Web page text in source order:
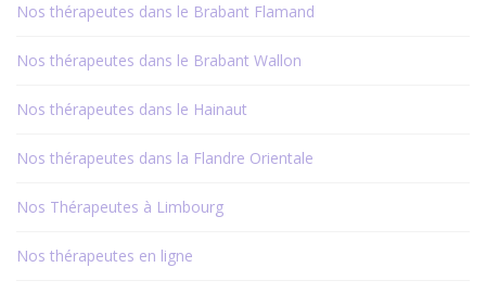
Nos thérapeutes dans le Brabant Flamand
Nos thérapeutes dans le Brabant Wallon
Nos thérapeutes dans le Hainaut
Nos thérapeutes dans la Flandre Orientale
Nos Thérapeutes à Limbourg
Nos thérapeutes en ligne